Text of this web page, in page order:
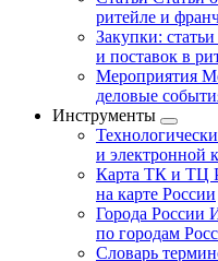
ритейле и
Закупки: статьи
и поставок в
Мероприятия
деловые
Инструменты
и электронной
Карта ТК и ТЦ
на карте России
Города России
по городам
Словарь